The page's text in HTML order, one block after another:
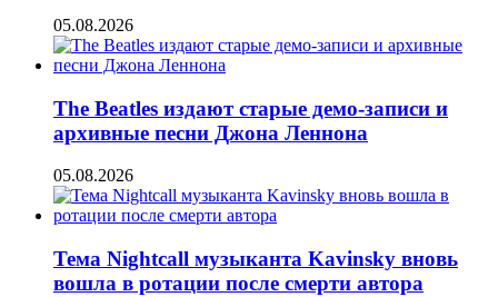
05.08.2026
The Beatles издают старые демо-записи и
архивные песни Джона Леннона
05.08.2026
Тема Nightcall музыканта Kavinsky вновь
вошла в ротации после смерти автора